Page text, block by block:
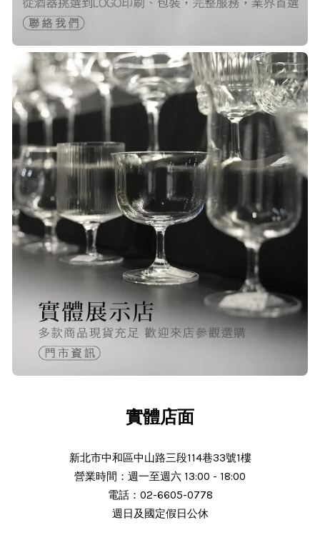
包裝得很小心 CP值很高！！推薦購入
P***
23/Nov/2025 08:00 am
品質非常好！手摸的觸感就很明顯感
覺質感
24/Nov/2025 02:15 pm
出貨迅速＆價格實在的好店家～已經
第 6次回購
N***
25/Nov/2025 11:30 am
實體店面
新北市中和區中山路三段114巷33號1樓
營業時間：週一至週六 13:00 - 18:00
電話：02-6605-0778
週日及國定假日公休